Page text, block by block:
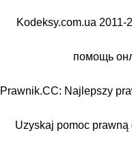
Kodeksy.com.ua
помощь
Prawnik.CC: Najlepszy
Uzyskaj pomoc prawną